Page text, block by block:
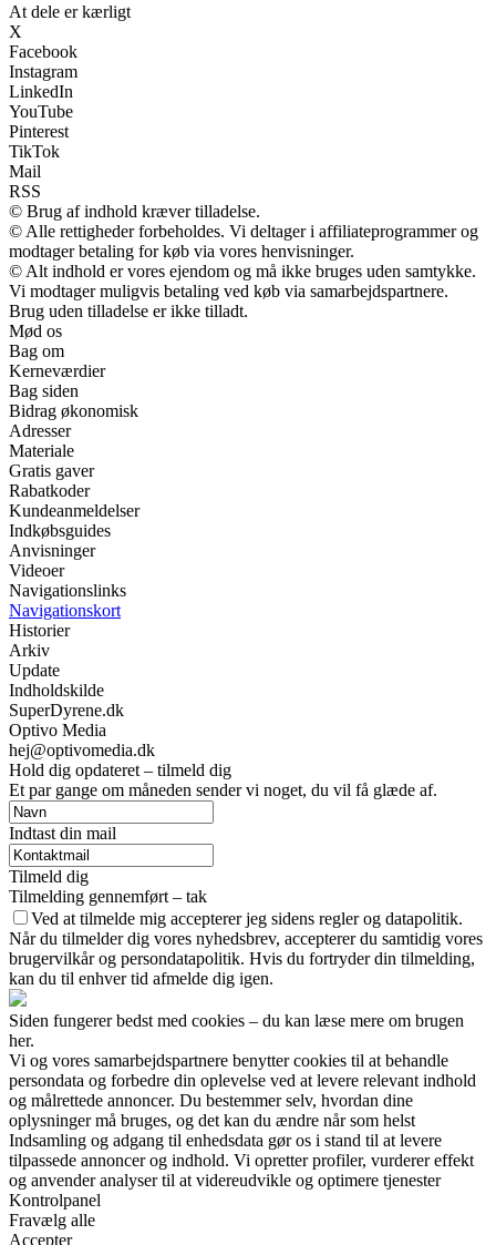
At dele er kærligt
X
Facebook
Instagram
LinkedIn
YouTube
Pinterest
TikTok
Mail
RSS
© Brug af indhold kræver tilladelse.
© Alle rettigheder forbeholdes. Vi deltager i affiliateprogrammer og
modtager betaling for køb via vores henvisninger.
© Alt indhold er vores ejendom og må ikke bruges uden samtykke.
Vi modtager muligvis betaling ved køb via samarbejdspartnere.
Brug uden tilladelse er ikke tilladt.
Mød os
Bag om
Kerneværdier
Bag siden
Bidrag økonomisk
Adresser
Materiale
Gratis gaver
Rabatkoder
Kundeanmeldelser
Indkøbsguides
Anvisninger
Videoer
Navigationslinks
Navigationskort
Historier
Arkiv
Update
Indholdskilde
SuperDyrene.dk
Optivo Media
hej@optivomedia.dk
Hold dig opdateret – tilmeld dig
Et par gange om måneden sender vi noget, du vil få glæde af.
Indtast din mail
Tilmeld dig
Tilmelding gennemført – tak
Ved at tilmelde mig accepterer jeg sidens regler og datapolitik.
Når du tilmelder dig vores nyhedsbrev, accepterer du samtidig vores
brugervilkår og persondatapolitik. Hvis du fortryder din tilmelding,
kan du til enhver tid afmelde dig igen.
Siden fungerer bedst med cookies – du kan læse mere om brugen
her.
Vi og vores samarbejdspartnere benytter cookies til at behandle
persondata og forbedre din oplevelse ved at levere relevant indhold
og målrettede annoncer. Du bestemmer selv, hvordan dine
oplysninger må bruges, og det kan du ændre når som helst
Indsamling og adgang til enhedsdata gør os i stand til at levere
tilpassede annoncer og indhold. Vi opretter profiler, vurderer effekt
og anvender analyser til at videreudvikle og optimere tjenester
Kontrolpanel
Fravælg alle
Accepter